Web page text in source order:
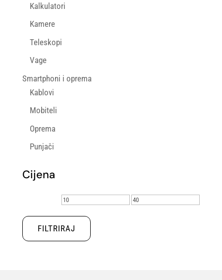
Kalkulatori
Kamere
Teleskopi
Vage
Smartphoni i oprema
Kablovi
Mobiteli
Oprema
Punjači
Cijena
Min
cijena
Maks
FILTRIRAJ